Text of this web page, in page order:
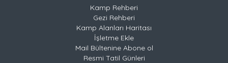
Kamp Rehberi
Gezi Rehberi
Kamp Alanları Haritası
İşletme Ekle
Mail Bültenine Abone ol
Resmi Tatil Günleri